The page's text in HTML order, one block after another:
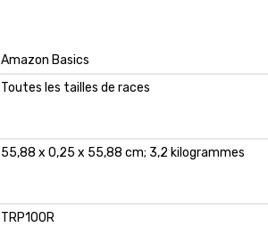
‎Amazon Basics
‎Toutes les tailles de races
‎55,88 x 0,25 x 55,88 cm; 3,2 kilogrammes
‎TRP100R